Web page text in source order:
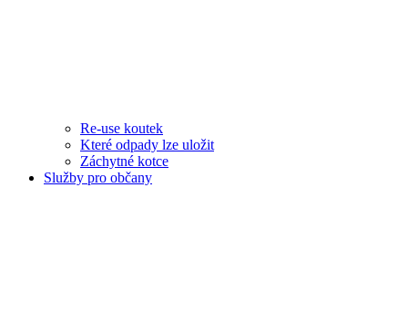
Re-use koutek
Které odpady lze uložit
Záchytné kotce
Služby pro občany